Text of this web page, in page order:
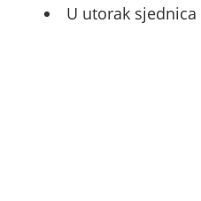
U utorak sjednica